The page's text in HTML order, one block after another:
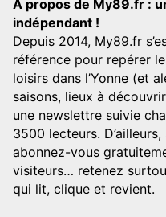
A propos de My89.fr :
indépendant !
Depuis 2014, My89.fr
référence pour repérer
loisirs dans l’Yonne (et
saisons, lieux à
une newslettre suivie
3500 lecteurs.
abonnez-vous
visiteurs… retenez
qui lit, clique et revient.